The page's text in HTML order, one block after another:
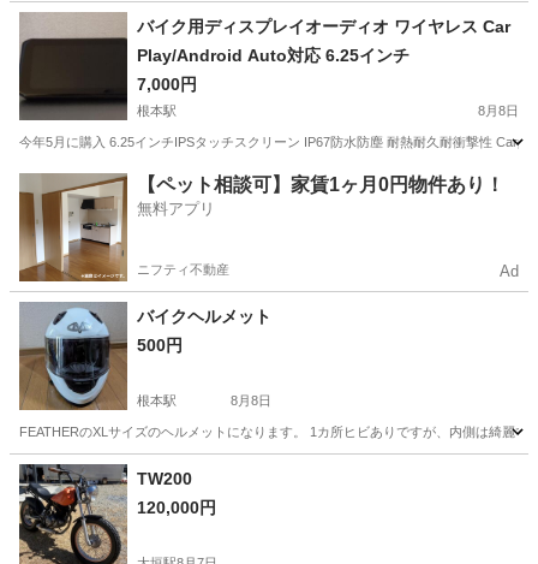
岐阜 揖斐郡 美濃本郷駅 バイク
バイク用ディスプレイオーディオ ワイヤレス Car
Play/Android Auto対応 6.25インチ
7,000円
根本駅 8月8日
今年5月に購入 6.25インチIPSタッチスクリーン IP67防水防塵 耐熱耐久耐衝撃性
多治見市 根本駅 その他 CarPlay
【ペット相談可】家賃1ヶ月0円物件あり！
無料アプリ
ニフティ不動産 Ad
バイクヘルメット
500円
根本駅 8月8日
FEATHERのXLサイズのヘルメットになります。 1カ所ヒビありですが、内側は綺麗で
岐阜 多治見市 TW200
120,000円